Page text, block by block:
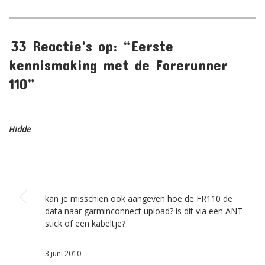
33 Reactie's op: “Eerste
kennismaking met de Forerunner
110”
Hidde
kan je misschien ook aangeven hoe de FR110 de
data naar garminconnect upload? is dit via een ANT
stick of een kabeltje?
3 juni 2010